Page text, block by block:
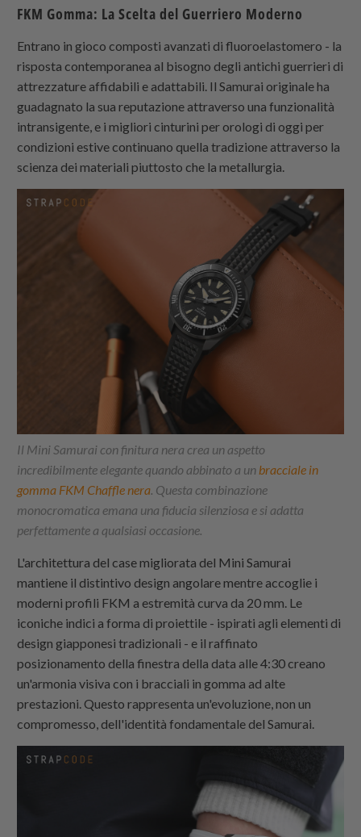
FKM Gomma: La Scelta del Guerriero Moderno
Entrano in gioco composti avanzati di fluoroelastomero - la
risposta contemporanea al bisogno degli antichi guerrieri di
attrezzature affidabili e adattabili. Il Samurai originale ha
guadagnato la sua reputazione attraverso una funzionalità
intransigente, e i migliori cinturini per orologi di oggi per
condizioni estive continuano quella tradizione attraverso la
scienza dei materiali piuttosto che la metallurgia.
Il Mini Samurai con finitura nera crea un aspetto
incredibilmente elegante quando abbinato a un bracciale in
gomma FKM Chaffle nera . Questa combinazione
monocromatica emana una fiducia silenziosa e si adatta
perfettamente a qualsiasi occasione.
L'architettura del case migliorata del Mini Samurai
mantiene il distintivo design angolare mentre accoglie i
moderni profili FKM a estremità curva da 20 mm. Le
iconiche indici a forma di proiettile - ispirati agli elementi di
design giapponesi tradizionali - e il raffinato
posizionamento della finestra della data alle 4:30 creano
un'armonia visiva con i bracciali in gomma ad alte
prestazioni. Questo rappresenta un'evoluzione, non un
compromesso, dell'identità fondamentale del Samurai.